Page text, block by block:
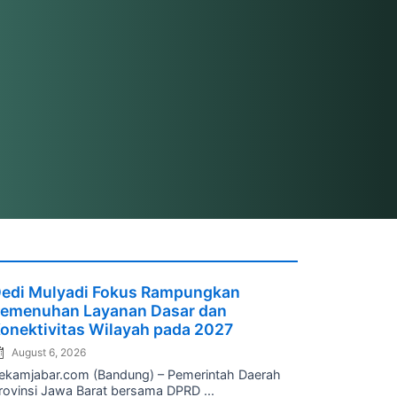
Mulyadi Fokus Rampungkan
Layanan Dasar dan
Wilayah pada 2027
August 6, 2026
(Bandung) – Pemerintah Daerah
Jawa Barat bersama DPRD ...